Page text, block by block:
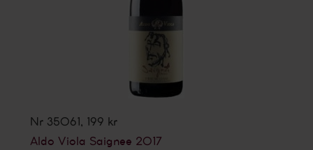
Nr 35061, 199 kr
Aldo Viola Saignee 2017